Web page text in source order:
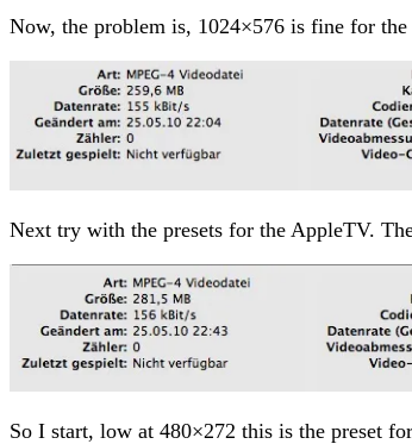
Now, the problem is, 1024×576 is fine for
Next try with the presets for the AppleTV.
So I start, low at 480×272 this is the preset